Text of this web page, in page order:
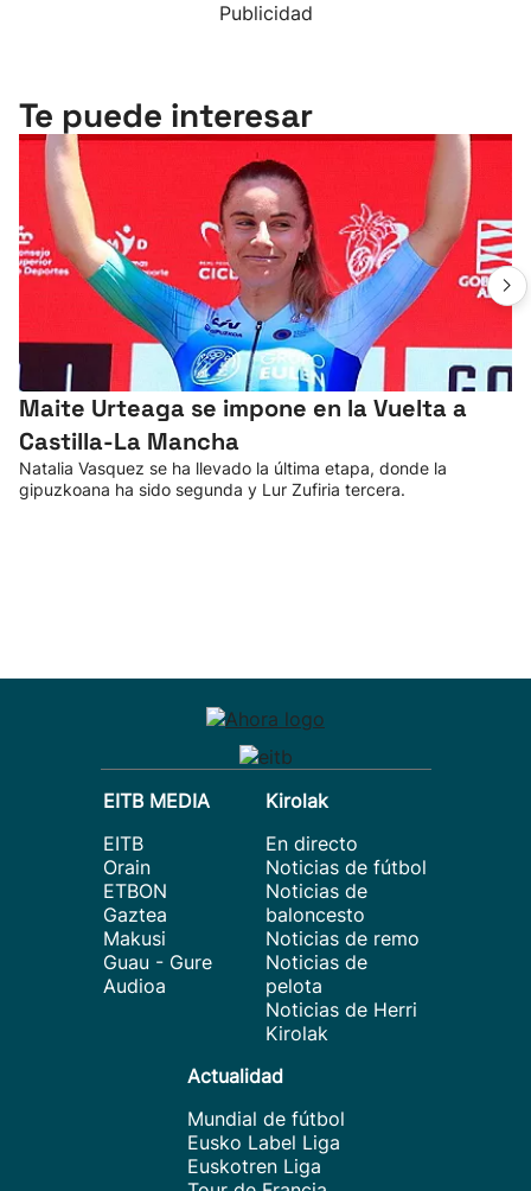
Publicidad
Te puede interesar
Maite Urteaga se impone en la Vuelta a
Castilla-La Mancha
Natalia Vasquez se ha llevado la última etapa, donde la
gipuzkoana ha sido segunda y Lur Zufiria tercera.
EITB MEDIA
EITB
Orain
ETBON
Gaztea
Makusi
Guau - Gure
Audioa
Kirolak
En directo
Noticias de fútbol
Noticias de
baloncesto
Noticias de remo
Noticias de
pelota
Noticias de Herri
Kirolak
Actualidad
Mundial de fútbol
Eusko Label Liga
Euskotren Liga